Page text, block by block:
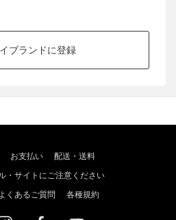
ブランドに登録
お支払い
配送・送料
・サイトにご注意ください
くあるご質問 各種規約